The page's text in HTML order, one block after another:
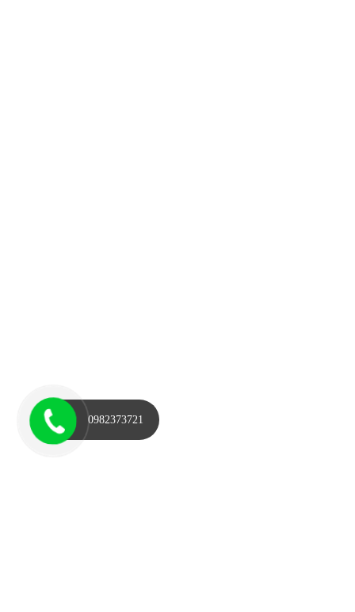
0982373721